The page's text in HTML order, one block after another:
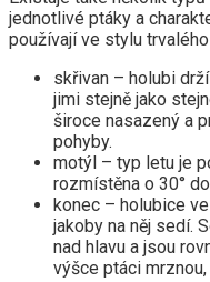
jednotlivé ptáky a
používají ve stylu
skřivan – holubi
jimi stejně jako
široce nasazený a
pohyby.
motýl – typ letu je
rozmístěna o 30°
konec – holubice
jakoby na něj sedí.
nad hlavu a jsou
výšce ptáci